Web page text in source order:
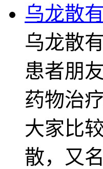
乌龙散
乌龙散
患者朋
药物治
大家比
散，又